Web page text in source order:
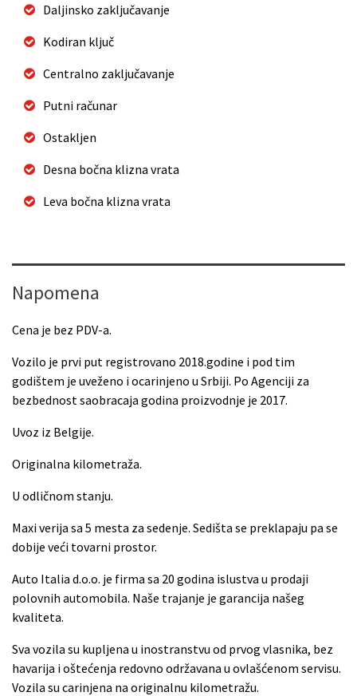
Daljinsko zaključavanje
Kodiran ključ
Centralno zaključavanje
Putni računar
Ostakljen
Desna bočna klizna vrata
Leva bočna klizna vrata
Napomena
Cena je bez PDV-a.
Vozilo je prvi put registrovano 2018.godine i pod tim
godištem je uveženo i ocarinjeno u Srbiji. Po Agenciji za
bezbednost saobracaja godina proizvodnje je 2017.
Uvoz iz Belgije.
Originalna kilometraža.
U odličnom stanju.
Maxi verija sa 5 mesta za sedenje. Sedišta se preklapaju pa se
dobije veći tovarni prostor.
Auto Italia d.o.o. je firma sa 20 godina islustva u prodaji
polovnih automobila. Naše trajanje je garancija našeg
kvaliteta.
Sva vozila su kupljena u inostranstvu od prvog vlasnika, bez
havarija i oštećenja redovno održavana u ovlašćenom servisu.
Vozila su carinjena na originalnu kilometražu.